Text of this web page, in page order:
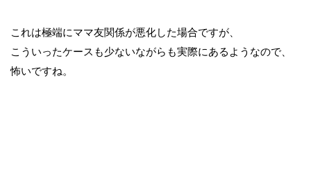
これは極端にママ友関係が悪化した場合ですが、
こういったケースも少ないながらも実際にあるようなので、
怖いですね。